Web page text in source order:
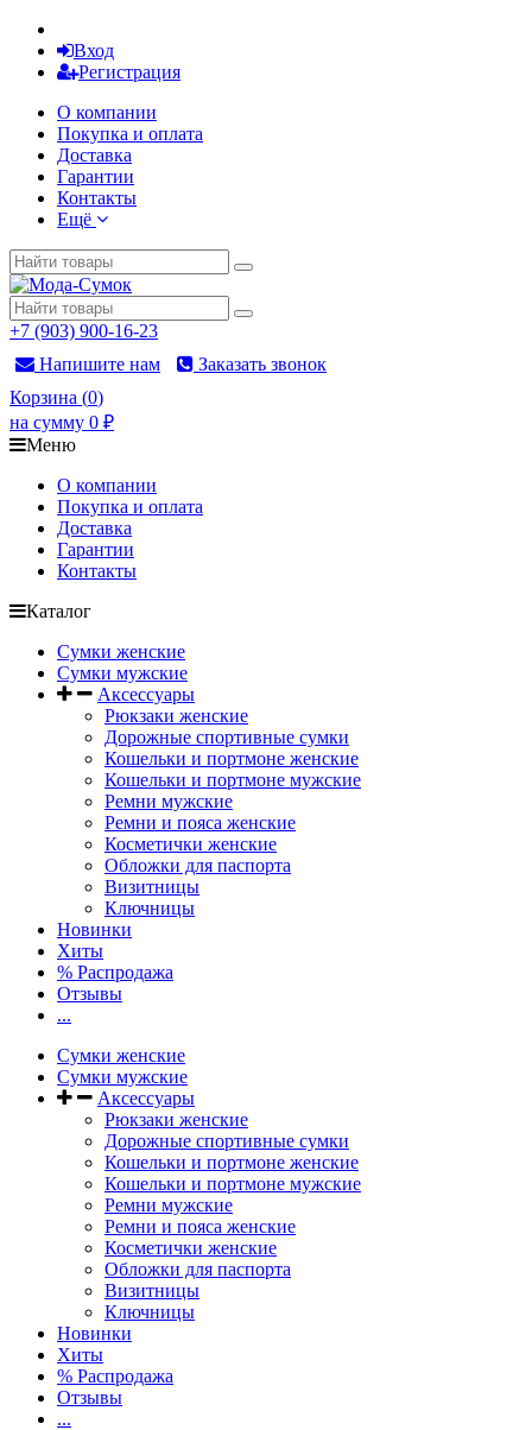
Вход
Регистрация
О компании
Покупка и оплата
Доставка
Гарантии
Контакты
Ещё
+7 (903) 900-16-23
Напишите нам
Заказать звонок
Корзина (0)
на сумму 0 ₽
Меню
О компании
Покупка и оплата
Доставка
Гарантии
Контакты
Каталог
Сумки женские
Сумки мужские
Аксессуары
Рюкзаки женские
Дорожные спортивные сумки
Кошельки и портмоне женские
Кошельки и портмоне мужские
Ремни мужские
Ремни и пояса женские
Косметички женские
Обложки для паспорта
Визитницы
Ключницы
Новинки
Хиты
% Распродажа
Отзывы
...
Сумки женские
Сумки мужские
Аксессуары
Рюкзаки женские
Дорожные спортивные сумки
Кошельки и портмоне женские
Кошельки и портмоне мужские
Ремни мужские
Ремни и пояса женские
Косметички женские
Обложки для паспорта
Визитницы
Ключницы
Новинки
Хиты
% Распродажа
Отзывы
...